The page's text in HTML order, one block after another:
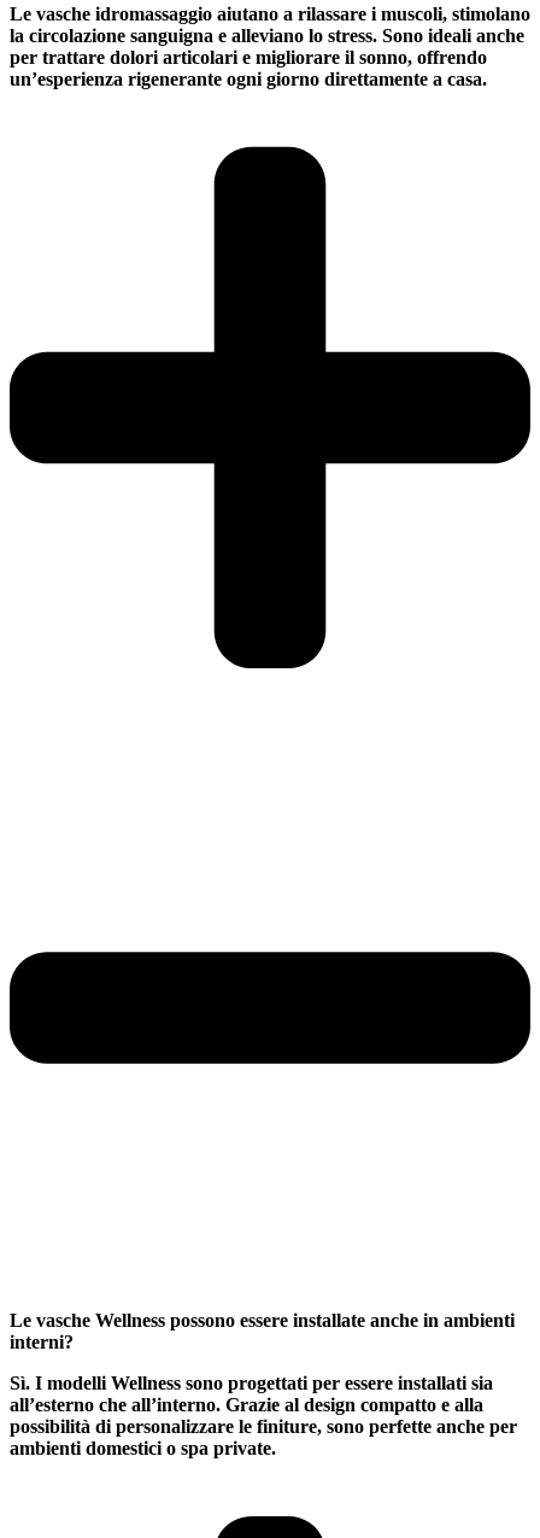
Le vasche idromassaggio aiutano a rilassare i muscoli, stimolano
la circolazione sanguigna e alleviano lo stress. Sono ideali anche
per trattare dolori articolari e migliorare il sonno, offrendo
un’esperienza rigenerante ogni giorno direttamente a casa.
Le vasche Wellness possono essere installate anche in ambienti
interni?
Sì. I modelli Wellness sono progettati per essere installati sia
all’esterno che all’interno. Grazie al design compatto e alla
possibilità di personalizzare le finiture, sono perfette anche per
ambienti domestici o spa private.